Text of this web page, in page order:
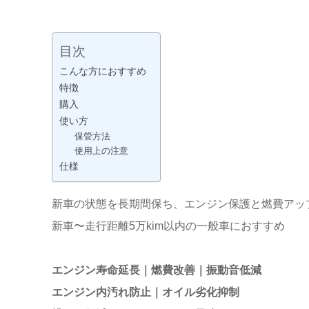
目次
こんな方におすすめ
特徴
購入
使い方
保管方法
使用上の注意
仕様
新車の状態を長期間保ち、エンジン保護と燃費アッ
新車〜走行距離5万kim以内の一般車におすすめ
エンジン寿命延長｜燃費改善｜振動音低減
エンジン内汚れ防止｜オイル劣化抑制